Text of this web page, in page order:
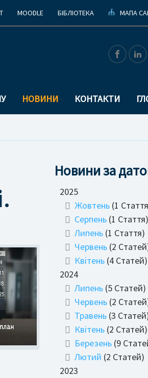
MOODLE БІБЛІОТЕКА МАПА
НОВИНИ КОНТАКТИ
Новини за
2025
Жовтень(1
Серпень(1 Стаття)
Липень(1 Стаття)
Червень(2
Квітень(4 Статей)
2024
Липень(5 Статей)
Червень(2
Травень(3
Квітень(2 Статей)
Березень(9
Лютий (2 Статей)
2023